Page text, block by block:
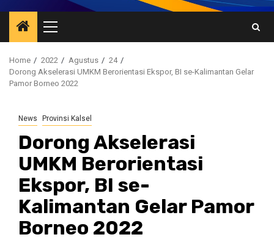
Primary
Menu
Home 2022 Agustus
24
Dorong Akselerasi UMKM Berorientasi Ekspor, BI se-Kalimantan Gelar
Pamor Borneo 2022
News Provinsi Kalsel
Dorong Akselerasi
UMKM Berorientasi
Ekspor, BI se-
Kalimantan Gelar Pamor
Borneo 2022